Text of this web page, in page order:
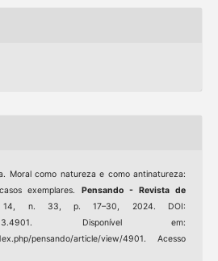
Moral como natureza e como antinatureza:
exemplares.Pensando - Revista de
n. 33, p. 17–30, 2024. DOI:
Disponível em:
pensando/article/view/4901. Acesso